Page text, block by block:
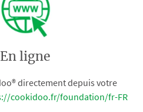
En ligne
directement depuis votre
cookidoo.fr/foundation/fr-FR